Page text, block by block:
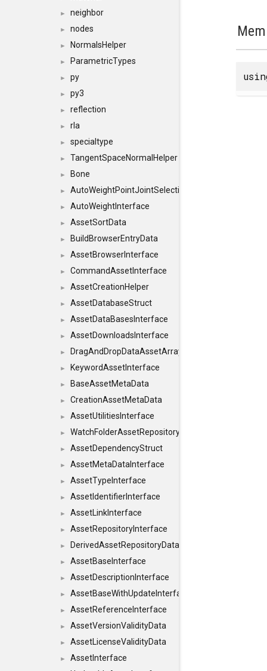
► neighbor
► nodes
► NormalsHelper
► ParametricTypes
► py
► py3
► reflection
► rla
► specialtype
► TangentSpaceNormalHelper
► Bone
► AutoWeightPointJointSelections
► AutoWeightInterface
► AssetSortData
► BuildBrowserEntryData
► AssetBrowserInterface
► CommandAssetInterface
► AssetCreationHelper
► AssetDatabaseStruct
► AssetDataBasesInterface
► AssetDownloadsInterface
► DragAndDropDataAssetArray
► KeywordAssetInterface
► BaseAssetMetaData
► CreationAssetMetaData
► AssetUtilitiesInterface
► WatchFolderAssetRepositoryInterface
► AssetDependencyStruct
► AssetMetaDataInterface
► AssetTypeInterface
► AssetIdentifierInterface
► AssetLinkInterface
► AssetRepositoryInterface
► DerivedAssetRepositoryDataInterface
► AssetBaseInterface
► AssetDescriptionInterface
► AssetBaseWithUpdateInterface
► AssetReferenceInterface
► AssetVersionValidityData
► AssetLicenseValidityData
►
AssetInterface